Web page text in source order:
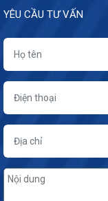
YÊU CẦU TƯ VẤN